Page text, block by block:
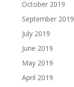
October 2019
September 2019
July 2019
June 2019
May 2019
April 2019